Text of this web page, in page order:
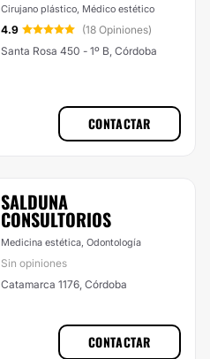
Cirujano plástico, Médico estético
4.9
(18 Opiniones)
Santa Rosa 450 - 1º B, Córdoba
CONTACTAR
SALDUNA
CONSULTORIOS
Medicina estética, Odontología
Sin opiniones
Catamarca 1176, Córdoba
CONTACTAR